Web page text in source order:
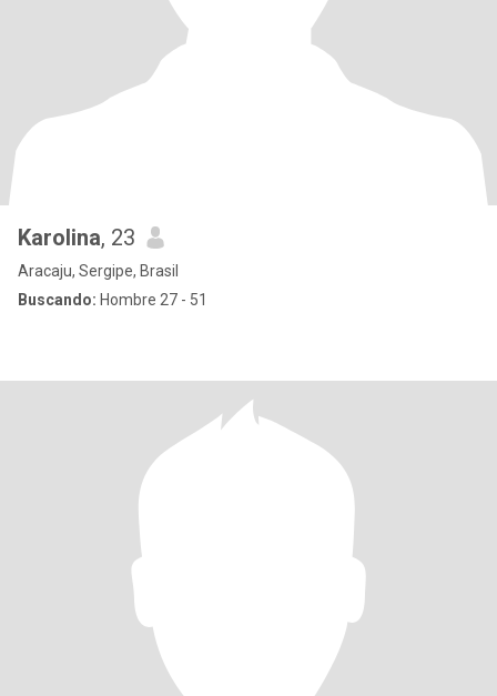
Karolina, 23
Aracaju, Sergipe, Brasil
Buscando: Hombre 27 - 51